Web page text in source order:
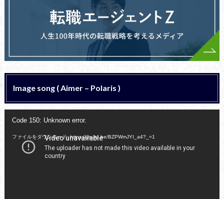
Image song ( Aimer – Polaris )
Code 150: Unknown error.
ファイルをダウンロード: https://youtu.be/BZPWmJYI_a4?_=1